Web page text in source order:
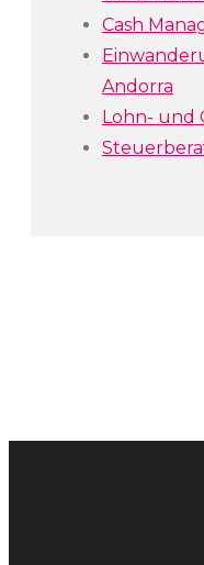
Cash
Andorra
Lohn- und